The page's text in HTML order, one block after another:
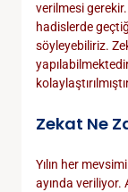
verilmesi
hadislerde
söyleyebiliriz.
Zekat Ne
Yılın her
ayında veriliyor.